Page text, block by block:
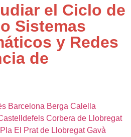
el Ciclo de
Sistemas
y Redes
de
Barcelona Berga Calella
Corbera de Llobregat
El Prat de Llobregat Gavà